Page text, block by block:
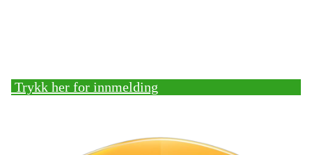
Trykk her for innmelding